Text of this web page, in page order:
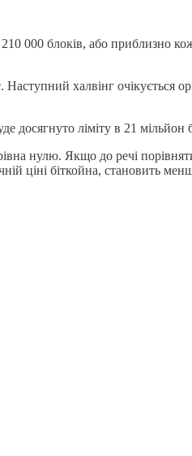
000 блоків, або приблизно
. Наступний халвінг очікується
досягнуто ліміту в 21 мільйон
рівна нулю. Якщо до речі
ціні біткойна, становить